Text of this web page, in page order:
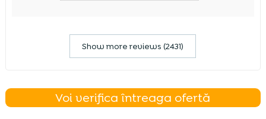
Show more reviews (2431)
Voi verifica întreaga ofertă